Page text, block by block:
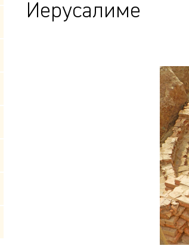
Иерусалиме